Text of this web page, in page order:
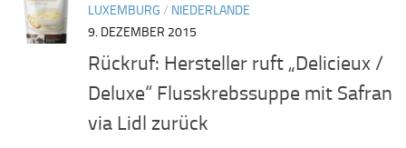
LUXEMBURG / NIEDERLANDE
9. DEZEMBER 2015
Rückruf: Hersteller ruft „Delicieux /
Deluxe“ Flusskrebssuppe mit Safran
via Lidl zurück